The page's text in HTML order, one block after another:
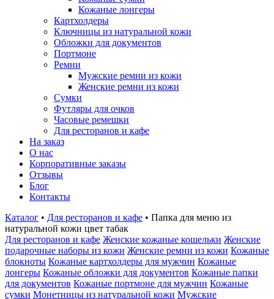
Кожаные лонгеры
Картхолдеры
Ключницы из натуральной кожи
Обложки для документов
Портмоне
Ремни
Мужские ремни из кожи
Женские ремни из кожи
Сумки
Футляры для очков
Часовые ремешки
Для ресторанов и кафе
На заказ
О нас
Корпоративные заказы
Отзывы
Блог
Контакты
Каталог • Для ресторанов и кафе • Папка для меню из
натуральной кожи цвет табак
Для ресторанов и кафе Женские кожаные кошельки Женские
подарочные наборы из кожи Женские ремни из кожи Кожаные
блокноты Кожаные картхолдеры для мужчин Кожаные
лонгеры Кожаные обложки для документов Кожаные папки
для документов Кожаные портмоне для мужчин Кожаные
сумки Монетницы из натуральной кожи Мужские